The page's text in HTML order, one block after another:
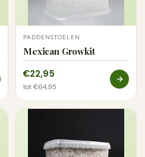
PADDENSTOELEN
Mexican Growkit
€22,95
tot €64,95